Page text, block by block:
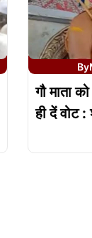
By
गौ माता
ही दें वोट :